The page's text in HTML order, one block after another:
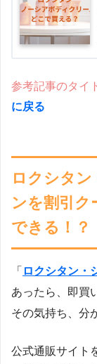
参考記事のタイ
に戻る
ロクシタ
ンを割引ク
できる！？
「 ロクシタン・
あったら、即買
その気持ち、分
公式通販サイト